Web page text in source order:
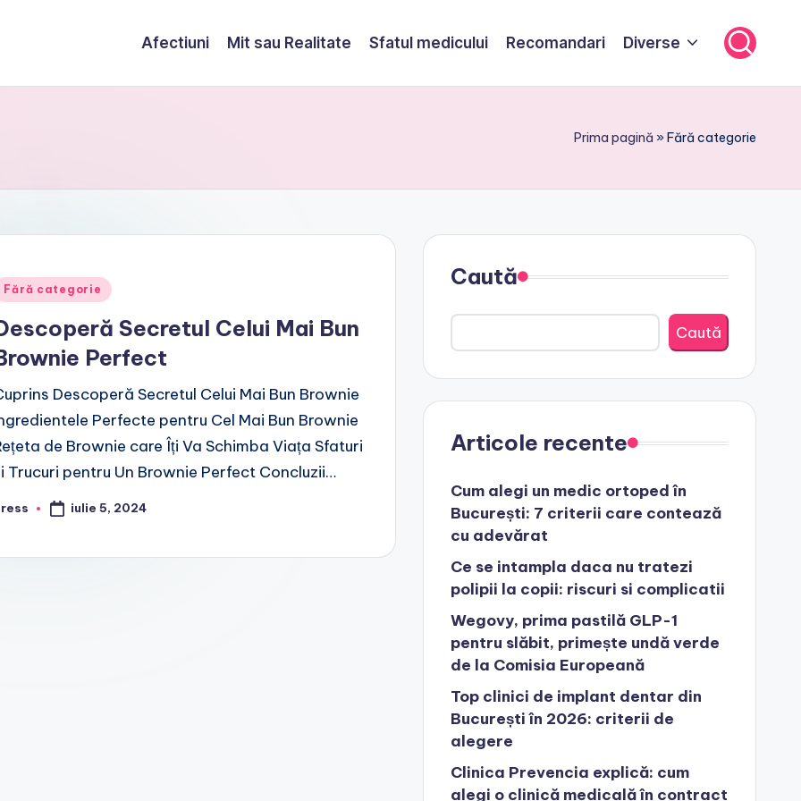
Afectiuni Mit sau Realitate Sfatul medicului Recomandari Diverse
Prima pagină »Fără categorie
Fără categorie
Secretul Celui Mai Bun
Perfect
Descoperă Secretul Celui Mai Bun Brownie
Perfecte pentru Cel Mai Bun Brownie
de Brownie care Îți Va Schimba Viața Sfaturi
Trucuri pentru Un Brownie Perfect Concluzii…
iulie 5, 2024
Caută
Caută
Articole recente
Cum alegi un medic ortoped în
București: 7 criterii care contează
cu adevărat
Ce se intampla daca nu tratezi
polipii la copii: riscuri si complicatii
Wegovy, prima pastilă GLP-1
pentru slăbit, primește undă verde
de la Comisia Europeană
Top clinici de implant dentar din
București în 2026: criterii de
alegere
Clinica Prevencia explică: cum
alegi o clinică medicală în contract